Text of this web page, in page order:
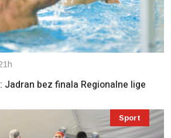
Jadran bez finala Regionalne lige
Sport